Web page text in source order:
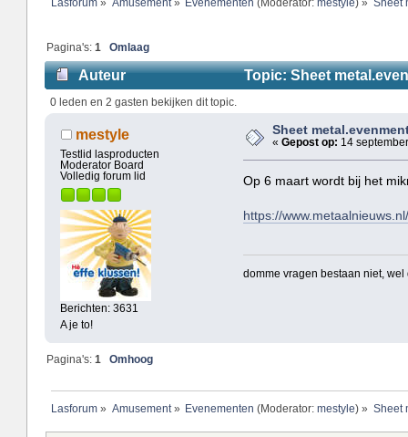
Pagina's:1 Omlaag
Auteur Topic: Sheet
0 leden en 2 gasten bekijken dit topic.
mestyle
Testlid lasproducten
Moderator Board
Volledig forum lid
Berichten: 3631
A je to!
Sheet
«Gepost op: 14
Op 6 maart wordt bij het
https://
domme vragen bestaan niet, wel
Pagina's:1 Omhoog
Lasforum» Amusement» Evenementen (Moderator:mestyle) » Sheet